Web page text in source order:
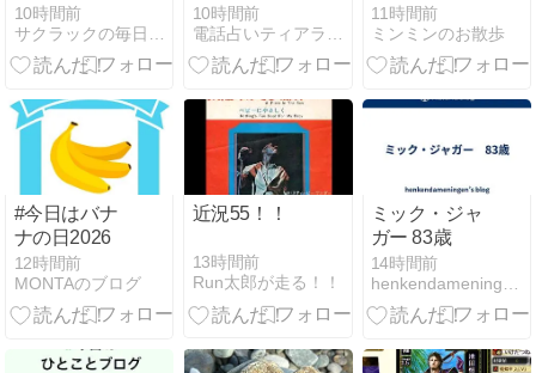
スデーギフト
2027は何？過
去5年の中身
振り返った夜
10時間前
10時間前
No.1106。。。
( ﾟДﾟ)
11時間前
ミンミンのお散歩
#今日はバナ
ナの日2026
12時間前
MONTAのブログ
近況55！！
13時間前
Run太郎が走る！！
ミック・ジャ
ガー 83歳
14時間前